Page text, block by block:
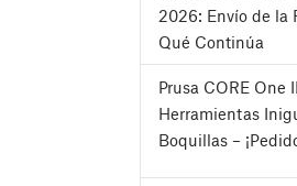
2026: Envío de la
Qué Continúa
Prusa CORE One
Herramientas
Boquillas –